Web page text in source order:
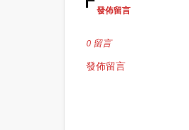
發佈留言
0 留言
發佈留言